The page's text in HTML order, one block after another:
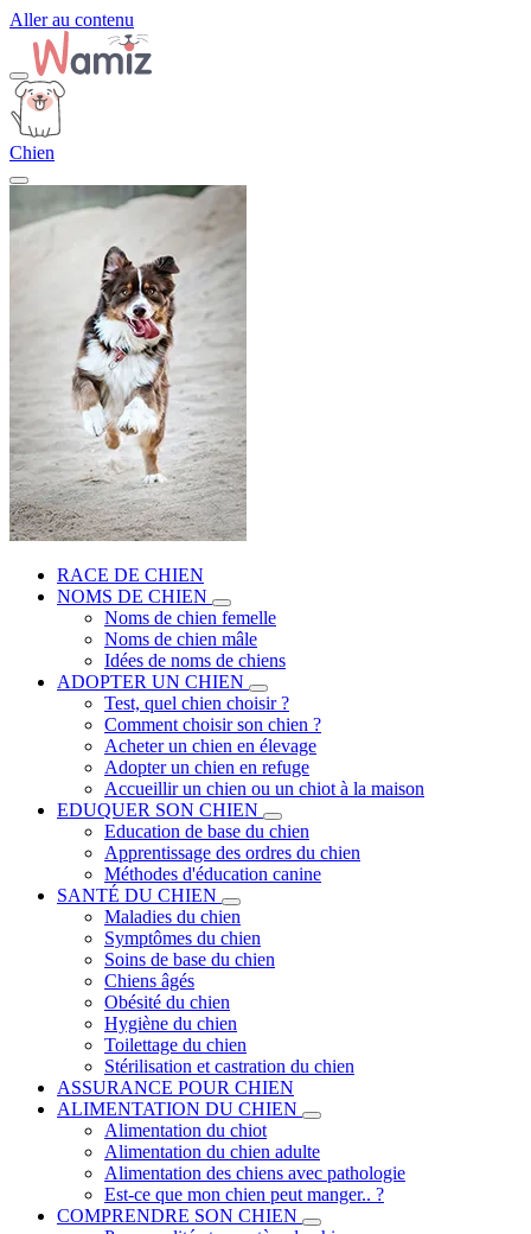
Aller au contenu
Chien
RACE DE CHIEN
NOMS DE CHIEN
Noms de chien femelle
Noms de chien mâle
Idées de noms de chiens
ADOPTER UN CHIEN
Test, quel chien choisir ?
Comment choisir son chien ?
Acheter un chien en élevage
Adopter un chien en refuge
Accueillir un chien ou un chiot à la maison
EDUQUER SON CHIEN
Education de base du chien
Apprentissage des ordres du chien
Méthodes d'éducation canine
SANTÉ DU CHIEN
Maladies du chien
Symptômes du chien
Soins de base du chien
Chiens âgés
Obésité du chien
Hygiène du chien
Toilettage du chien
Stérilisation et castration du chien
ASSURANCE POUR CHIEN
ALIMENTATION DU CHIEN
Alimentation du chiot
Alimentation du chien adulte
Alimentation des chiens avec pathologie
Est-ce que mon chien peut manger.. ?
COMPRENDRE SON CHIEN